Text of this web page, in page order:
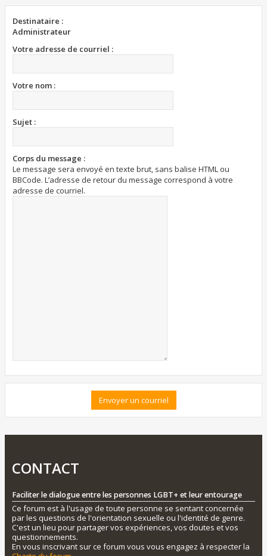
Destinataire :
Administrateur
Votre adresse de courriel :
Votre nom :
Sujet :
Corps du message :
Le message sera envoyé en texte brut, sans balise HTML ou
BBCode. L’adresse de retour du message correspond à votre
adresse de courriel.
CONTACT
Faciliter le dialogue entre les personnes LGBT+ et leur entourage
Ce forum est à l'usage de toute personne se sentant concernée
par les questions de l'orientation sexuelle ou l'identité de genre.
C'est un lieu pour partager vos expériences, vos doutes et vos
questionnements.
En vous inscrivant sur ce forum vous vous engagez à respecter la